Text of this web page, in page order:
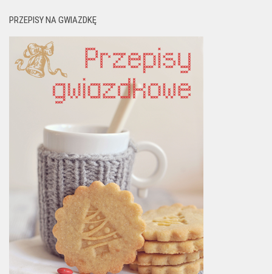
PRZEPISY NA GWIAZDKĘ